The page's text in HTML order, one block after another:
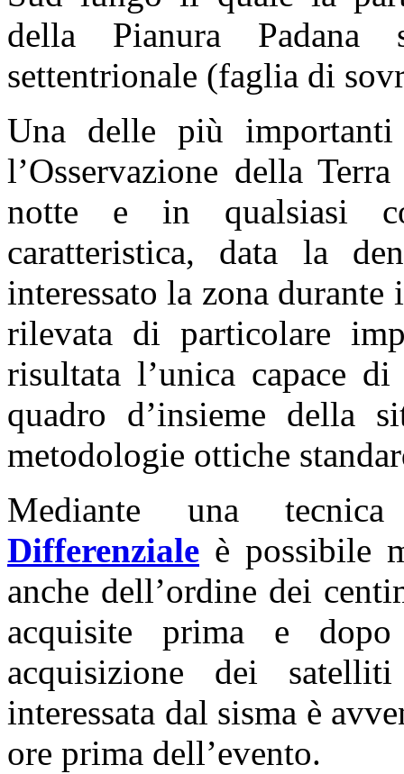
della Pianura
settentrionale (faglia di
Una delle più
l’Osservazione della
notte e in qualsiasi
caratteristica, data la
interessato la zona
rilevata di particolare
risultata l’unica capace
quadro d’insieme della
metodologie ottiche
Mediante una
Differenziale è possibile
anche dell’ordine dei
acquisite prima e
acquisizione dei
interessata dal sisma è
ore prima dell’evento.